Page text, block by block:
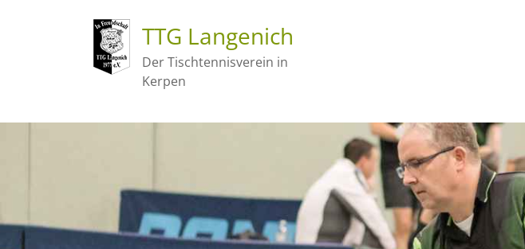
TTG Langenich
Der Tischtennisverein in
Kerpen